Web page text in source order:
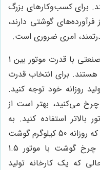
برای کسب‌وکارهای بزرگ
فرآورده‌های گوشتی دارند،
امری ضروری است.
به طور کلی، چرخ گوشت‌های صنعتی با قدرت موتور بین 1
هستند. برای انتخاب قدرت
روزانه خود توجه کنید.
می‌کنید، بهتر است از
استفاده کنید. به
عنوان مثال، یک قصابی کوچک که روزانه 50 کیلوگرم گوشت
چرخ می‌کند، می‌تواند از یک چرخ گوشت با موتور 1.5
که یک کارخانه تولید